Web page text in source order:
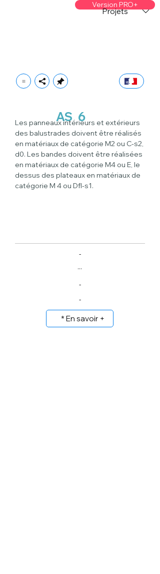
Version PRO+
Projets
AS 6
Les panneaux intérieurs et extérieurs
des balustrades doivent être réalisés
en matériaux de catégorie M2 ou C-s2,
d0. Les bandes doivent être réalisées
en matériaux de catégorie M4 ou E, le
dessus des plateaux en matériaux de
catégorie M 4 ou Dfl-s1.
-
...
-
-
* En savoir +